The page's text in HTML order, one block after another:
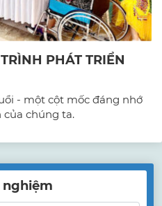
PHÁT TRIỂN
- một cột mốc đáng nhớ
chúng ta.
nghiệm